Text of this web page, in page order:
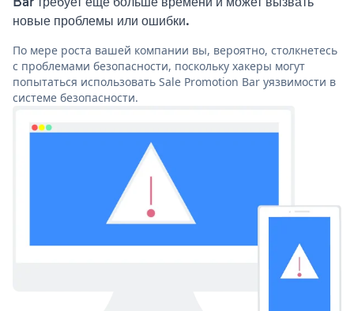
новые проблемы или ошибки.
По мере роста вашей компании вы, вероятно, столкнетесь
с проблемами безопасности, поскольку хакеры могут
попытаться использовать Sale Promotion Bar уязвимости в
системе безопасности.